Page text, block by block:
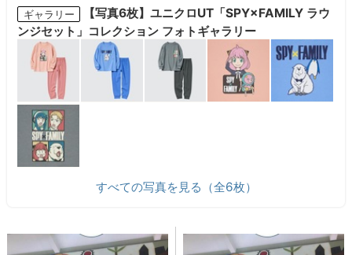
ギャラリー
【写真6枚】ユニクロUT「SPY×FAMILY ラウ
ンジセット」コレクション フォトギャラリー
すべての写真を見る（全6枚）